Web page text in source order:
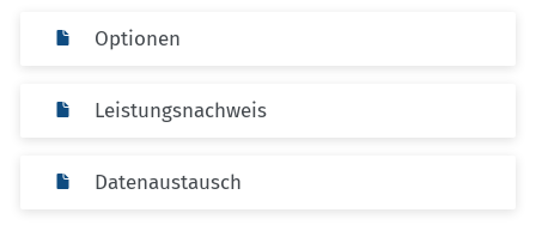
Optionen
Leistungsnachweis
Datenaustausch